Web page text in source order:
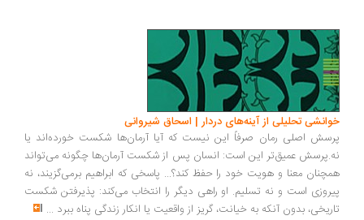
تحلیلی از آینه‌های دردار | اسحاق شیروانی
اصلی رمان صرفاً این نیست که آیا آرمان‌ها شکست خورده‌اند یا
عمیق‌تر این است: انسان پس از شکست آرمان‌ها چگونه می‌تواند
معنا و هویت خود را حفظ کند؟... پاسخی که ابراهیم برمی‌گزیند، نه
است و نه تسلیم. او راهی دیگر را انتخاب می‌کند: پذیرفتن شکست
بدون آنکه به خیانت، گریز از واقعیت یا انکار زندگی پناه ببرد...